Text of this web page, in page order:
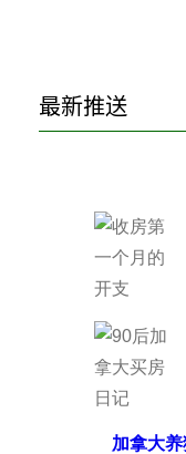
最新推送
加拿大